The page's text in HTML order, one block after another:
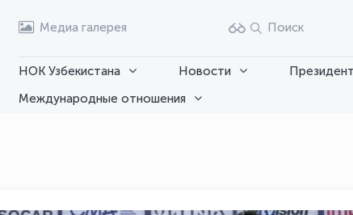
Медиа галерея Поиск
НОК Узбекистана Новости
Международные отношения